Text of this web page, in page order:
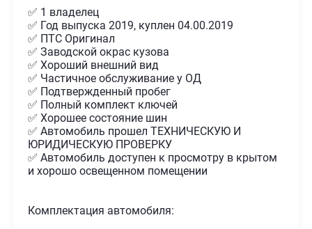
✅ 1 владелец
✅ Год выпуска 2019, куплен 04.00.2019
✅ ПТС Оригинал
✅ Заводской окрас кузова
✅ Хороший внешний вид
✅ Частичное обслуживание у ОД
✅ Подтвержденный пробег
✅ Полный комплект ключей
✅ Хорошее состояние шин
✅ Автомобиль прошел ТЕХНИЧЕСКУЮ И
ЮРИДИЧЕСКУЮ ПРОВЕРКУ
✅ Автомобиль доступен к просмотру в крытом
и хорошо освещенном помещении
Комплектация автомобиля: